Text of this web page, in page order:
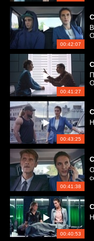
00:42:07
00:41:27
00:43:25
00:41:38
00:40:53